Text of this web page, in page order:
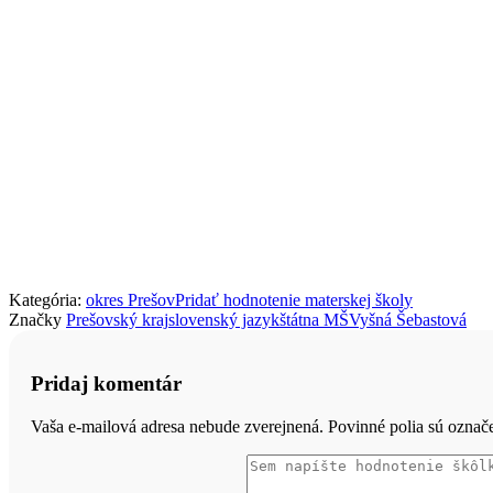
Kategória: okres PrešovPridať hodnotenie materskej školy
Značky Prešovský krajslovenský jazykštátna MŠVyšná Šebastová
Pridaj komentár
Vaša e-mailová adresa nebude zverejnená. Povinné polia sú